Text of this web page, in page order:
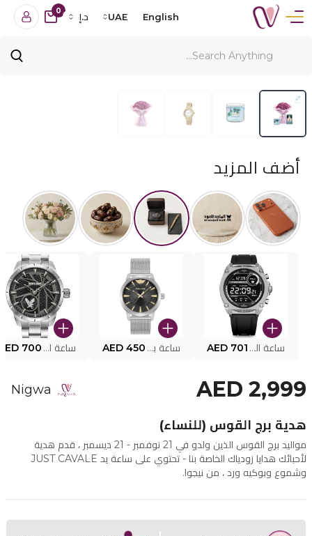
English
UAE د.إ
0
أضف المزيد
ساعة البوليس الذكية MY.AVATAR PEIUN0000101 AED 701 ساعة بوليس للرجال PEWJG0005002 AED 450 ساعة البوليس PEWJG2227302 700
AED 2,999
Nigwa
هدية برج القوس (للنساء)
مواليد برج القوس الذين ولدو في 21 نوفمبر - 21 ديسمبر ، قدم هدية
لأحبائك هدايا زودياك الخاصة بنا - تحتوي على ساعة يد JUST CAVALE
وشموع وبوكيه ورد ، من نيجوا.